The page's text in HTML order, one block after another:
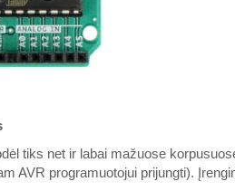
tiks net ir labai mažuose
AVR programuotojui prijungti).